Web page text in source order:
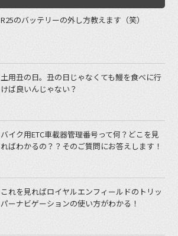
R25のバッテリーの外し方教えます（笑）
土用丑の日。丑の日じゃなくても鰻を食べに行
けば良いんじゃない？
バイク用ETC車載器管理番号って何？どこを見
ればわかるの？？そのご質問にお答えします！
これを見ればロイヤルエンフィールドのトリッ
パーナビゲーションの使い方がわかる！